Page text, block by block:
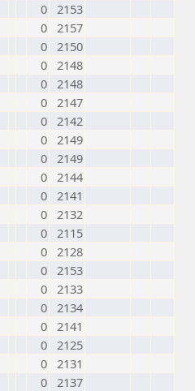
0 2153
0 2157
0 2150
0 2148
0 2148
0 2147
0 2142
0 2149
0 2149
0 2144
0 2141
0 2132
0 2115
0 2128
0 2153
0 2133
0 2134
0 2141
0 2125
0 2131
0 2137